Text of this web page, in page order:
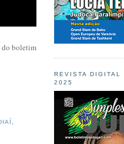
do boletim
,
REVISTA DIGITAL
2025